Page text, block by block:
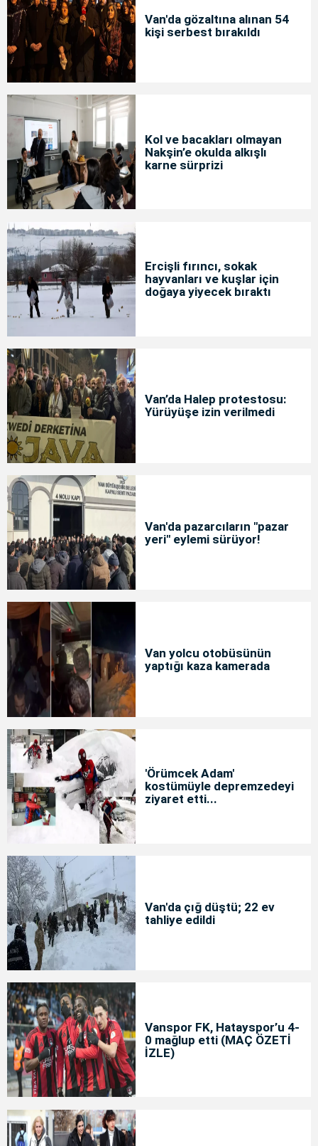
Van'da gözaltına alınan 54
kişi serbest bırakıldı
Kol ve bacakları olmayan
Nakşin’e okulda alkışlı
karne sürprizi
Ercişli fırıncı, sokak
hayvanları ve kuşlar için
doğaya yiyecek bıraktı
Van’da Halep protestosu:
Yürüyüşe izin verilmedi
Van'da pazarcıların "pazar
yeri" eylemi sürüyor!
Van yolcu otobüsünün
yaptığı kaza kamerada
'Örümcek Adam'
kostümüyle depremzedeyi
ziyaret etti...
Van'da çığ düştü; 22 ev
tahliye edildi
Vanspor FK, Hatayspor’u 4-
0 mağlup etti (MAÇ ÖZETİ
İZLE)